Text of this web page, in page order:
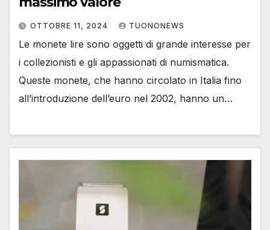
OTTOBRE 11, 2024 TUONONEWS
Le monete lire sono oggetti di grande interesse per
i collezionisti e gli appassionati di numismatica.
Queste monete, che hanno circolato in Italia fino
all’introduzione dell’euro nel 2002, hanno un…